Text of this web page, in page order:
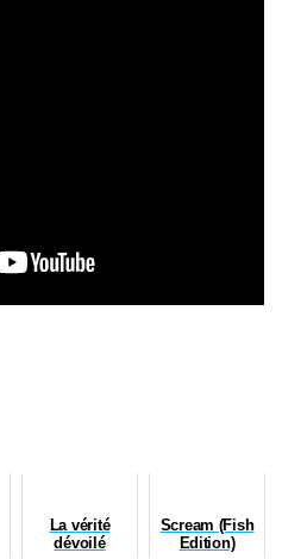
La vérité
dévoilé
Scream (Fish
Edition)